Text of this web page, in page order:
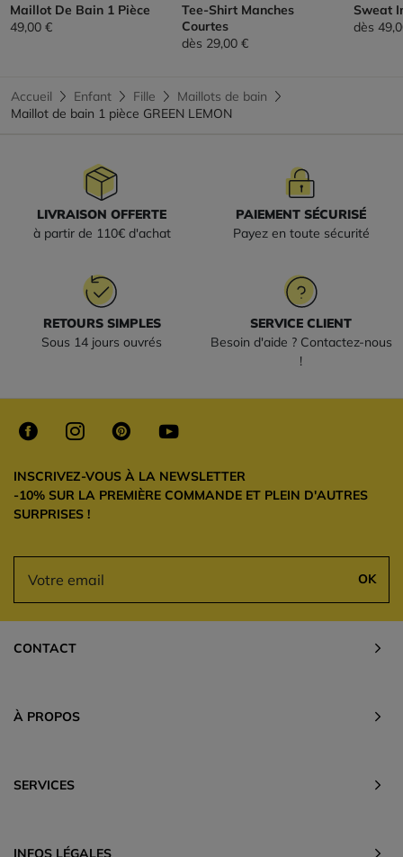
Maillot De Bain 1 Pièce
49,00 €
Tee-Shirt Manches
Courtes
dès 29,00 €
Sweat
dès
Accueil Enfant Fille
Maillots de bain
Maillot de bain 1 pièce GREEN LEMON
LIVRAISON OFFERTE
à partir de 110€ d'achat
PAIEMENT SÉCURISÉ
Payez en toute sécurité
RETOURS SIMPLES
Sous 14 jours ouvrés
SERVICE CLIENT
Besoin d'aide ? Contactez-nous
!
INSCRIVEZ-VOUS À LA NEWSLETTER
-10% SUR LA PREMIÈRE COMMANDE ET PLEIN D'AUTRES
SURPRISES !
OK
CONTACT
À PROPOS
SERVICES
INFOS LÉGALES